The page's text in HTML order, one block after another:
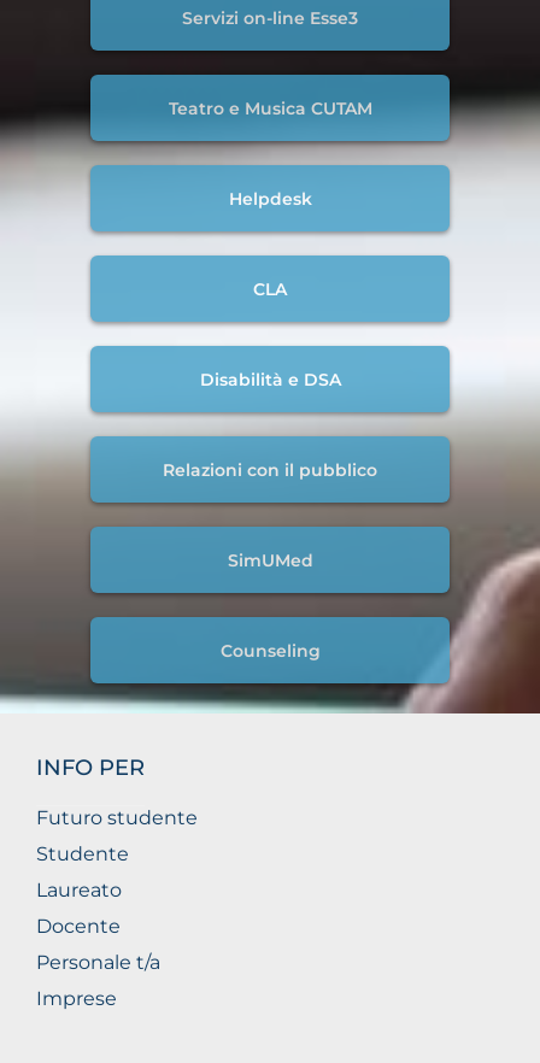
Servizi on-line Esse3
Teatro e Musica CUTAM
Helpdesk
CLA
Disabilità e DSA
Relazioni con il pubblico
SimUMed
Counseling
INFO PER
Futuro studente
Studente
Laureato
Docente
Personale t/a
Imprese